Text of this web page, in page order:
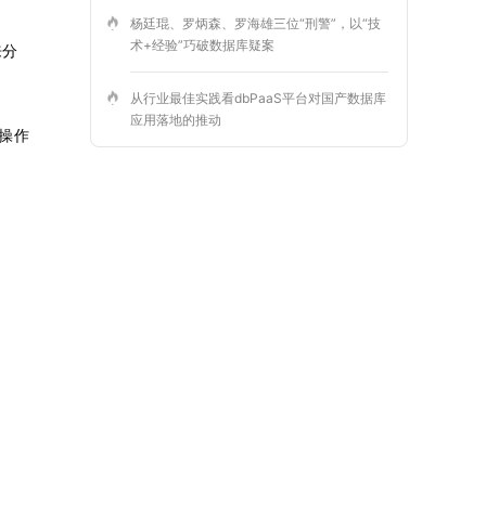
作
杨廷琨、罗炳森、罗海雄三位“刑警”，以“技
术+经验”巧破数据库疑案
从行业最佳实践看dbPaaS平台对国产数据库
应用落地的推动